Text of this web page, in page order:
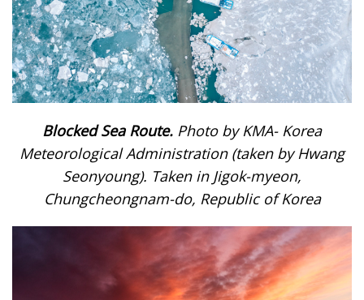
Blocked Sea Route. Photo by KMA- Korea
Meteorological Administration (taken by Hwang
Seonyoung). Taken in Jigok-myeon,
Chungcheongnam-do, Republic of Korea